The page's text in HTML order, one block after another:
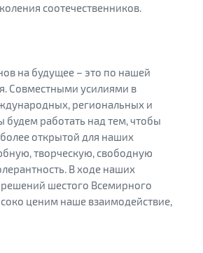
соотечественников.
на будущее – это по нашей
Совместными усилиями в
региональных и
работать над тем, чтобы
открытой для наших
творческую, свободную
В ходе наших
шестого Всемирного
ценим наше взаимодействие,